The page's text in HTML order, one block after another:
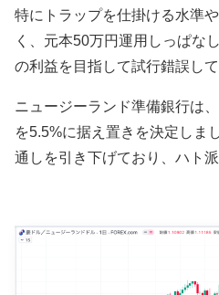
特にトラップを仕掛ける水準
く、元本50万円運用しっぱな
の利益を目指して試行錯誤して
ニュージーランド準備銀行は
を5.5%に据え置きを決定しま
通しを引き下げており、ハト